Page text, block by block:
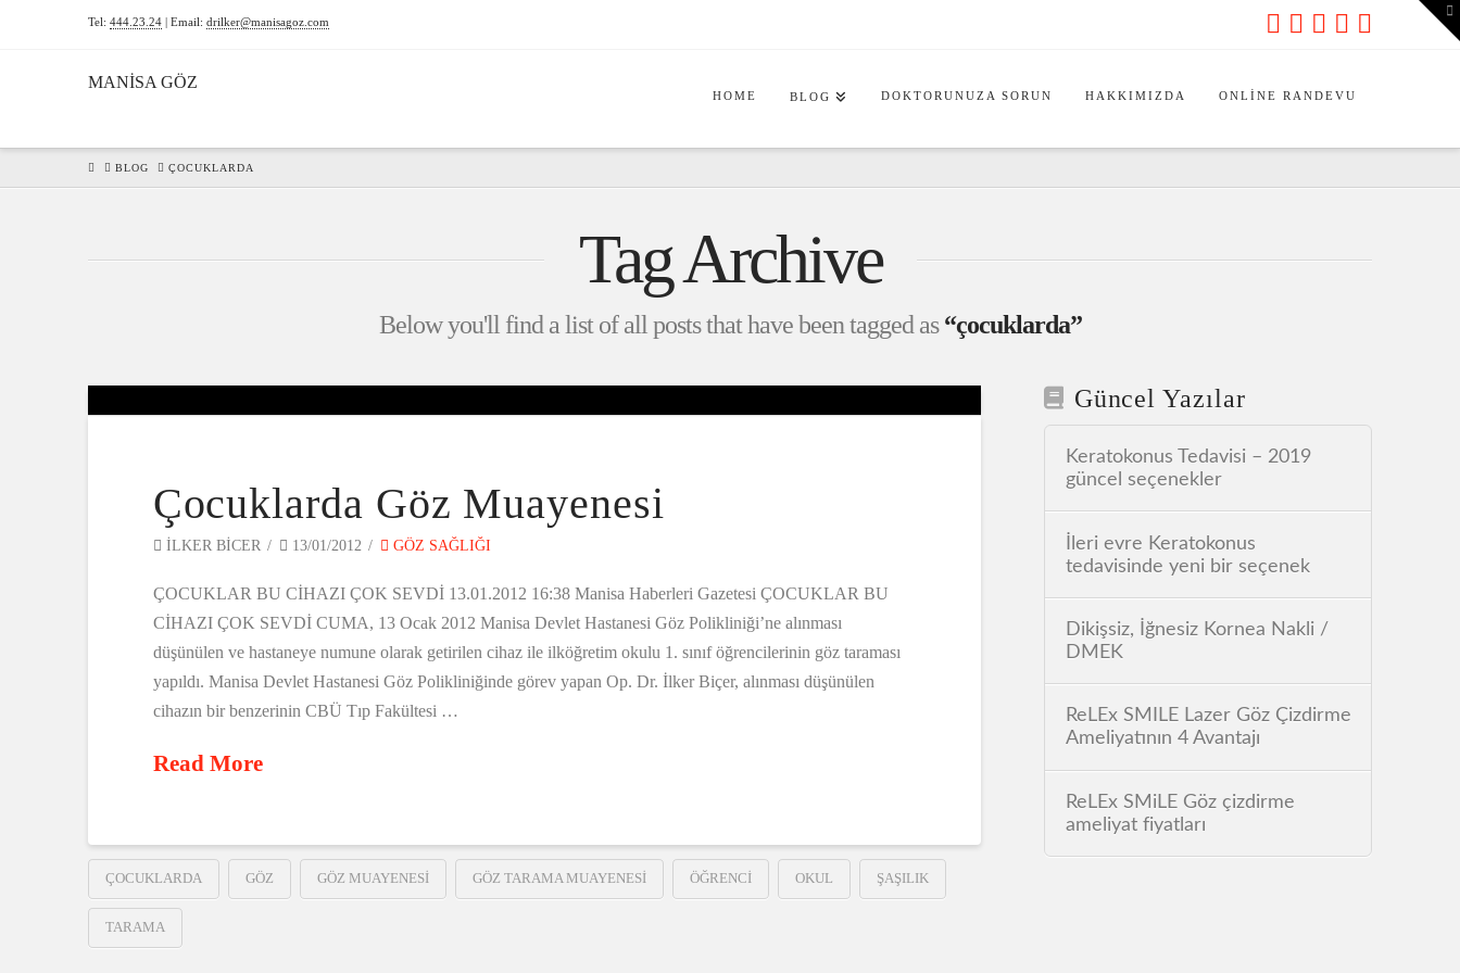
Tel: 444.23.24| Email: drilker@manisagoz.com
MANİSA GÖZ
HOME BLOG DOKTORUNUZA SORUN HAKKIMIZDA ONLINE RANDEVU
HOMEBLOG ÇOCUKLARDA
Tag Archive
Below you'll find a list of all posts that have been tagged as“çocuklarda”
Çocuklarda Göz Muayenesi
ILKER BICER 13/01/2012 GÖZ SAĞLIĞI
ÇOCUKLAR BU CİHAZI ÇOK SEVDİ 13.01.2012 16:38 Manisa Haberleri Gazetesi ÇOCUKLAR BU
CİHAZI ÇOK SEVDİ CUMA, 13 Ocak 2012 Manisa Devlet Hastanesi Göz Polikliniği’ne alınması
düşünülen ve hastaneye numune olarak getirilen cihaz ile ilköğretim okulu 1. sınıf öğrencilerinin göz taraması
yapıldı. Manisa Devlet Hastanesi Göz Polikliniğinde görev yapan Op. Dr. İlker Biçer, alınması düşünülen
cihazın bir benzerinin CBÜ Tıp Fakültesi …
Read More
ÇOCUKLARDA GÖZ GÖZ MUAYENESI GÖZ TARAMA MUAYENESI ÖĞRENCI OKUL ŞAŞILIK
TARAMA
Güncel Yazılar
Keratokonus Tedavisi – 2019
güncel seçenekler
İleri evre Keratokonus
tedavisinde yeni bir seçenek
Dikişsiz, İğnesiz Kornea Nakli /
DMEK
ReLEx SMILE Lazer Göz Çizdirme
Ameliyatının 4 Avantajı
ReLEx SMiLE Göz çizdirme
ameliyat fiyatları